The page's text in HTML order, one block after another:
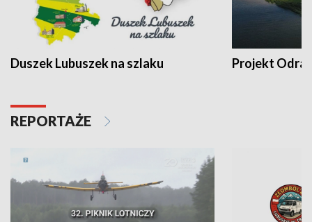
Duszek Lubuszek na szlaku Projekt Odra
REPORTAŻE